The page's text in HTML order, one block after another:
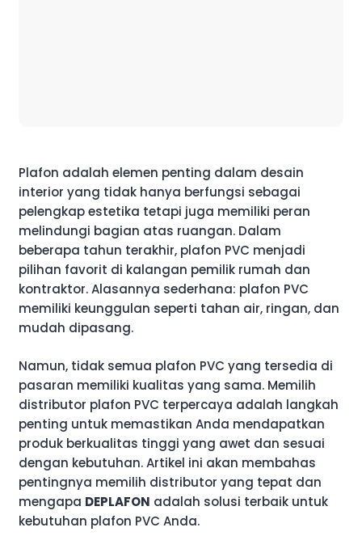
Plafon adalah elemen penting dalam desain
interior yang tidak hanya berfungsi sebagai
pelengkap estetika tetapi juga memiliki peran
melindungi bagian atas ruangan. Dalam
beberapa tahun terakhir, plafon PVC menjadi
pilihan favorit di kalangan pemilik rumah dan
kontraktor. Alasannya sederhana: plafon PVC
memiliki keunggulan seperti tahan air, ringan, dan
mudah dipasang.
Namun, tidak semua plafon PVC yang tersedia di
pasaran memiliki kualitas yang sama. Memilih
distributor plafon PVC terpercaya adalah langkah
penting untuk memastikan Anda mendapatkan
produk berkualitas tinggi yang awet dan sesuai
dengan kebutuhan. Artikel ini akan membahas
pentingnya memilih distributor yang tepat dan
mengapa DEPLAFON adalah solusi terbaik untuk
kebutuhan plafon PVC Anda.